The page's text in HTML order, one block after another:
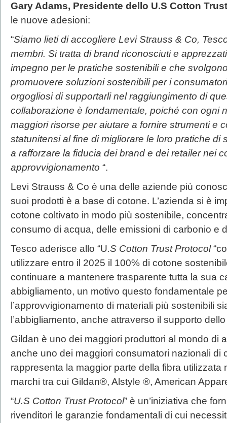
Gary Adams, Presidente dello U.S Cotton
le nuove adesioni:
“Siamo lieti di accogliere Levi Strauss & Co,
membri. Si tratta di brand riconosciuti e
impegno per le pratiche sostenibili e che
promuovere soluzioni sostenibili per i
orgogliosi di supportarli nel raggiungimento di
collaborazione è fondamentale, poiché con ogni
maggiori risorse per aiutare a fornire strumenti e
statunitensi al fine di migliorare le loro pratiche di
a rafforzare la fiducia dei brand e dei retailer nei
approvvigionamento “.
Levi Strauss & Co è una delle aziende più
suoi prodotti è a base di cotone. L’azienda si è
cotone coltivato in modo più sostenibile,
consumo di acqua, delle emissioni di carbonio e
Tesco aderisce allo “U.S Cotton Trust Protocol
utilizzare entro il 2025 il 100% di cotone
continuare a mantenere trasparente tutta la sua
abbigliamento, un motivo questo fondamentale
l’approvvigionamento di materiali più sostenibili
l’abbigliamento, anche attraverso il supporto dello
Gildan è uno dei maggiori produttori al mondo di
anche uno dei maggiori consumatori nazionali di
rappresenta la maggior parte della fibra utilizzata
marchi tra cui Gildan®, Alstyle ®, American
“U.S Cotton Trust Protocol” è un’iniziativa che
rivenditori le garanzie fondamentali di cui